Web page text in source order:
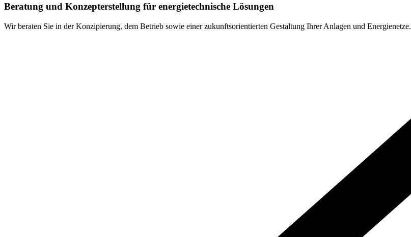
Beratung und Konzepterstellung für energietechnische Lösungen
Wir beraten Sie in der Konzipierung, dem Betrieb sowie einer zukunftsorientierten Gestaltung Ihrer Anlagen und Energienetze.